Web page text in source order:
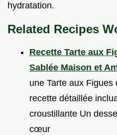
hydratation.
Related Recipes
Recette Tarte aux
Sablée Maison et
une Tarte aux
recette détaillée
croustillante Un
cœur